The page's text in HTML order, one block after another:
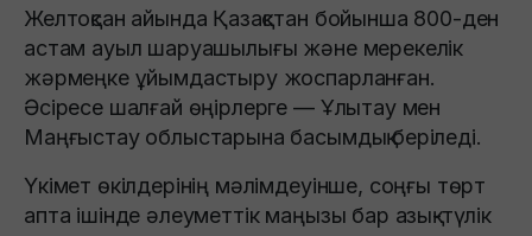
Желтоқсан айында Қазақстан бойынша 800-ден
астам ауыл шаруашылығы және мерекелік
жәрмеңке ұйымдастыру жоспарланған.
Әсіресе шалғай өңірлерге — Ұлытау мен
Маңғыстау облыстарына басымдық беріледі.
Үкімет өкілдерінің мәлімдеуінше, соңғы төрт
апта ішінде әлеуметтік маңызы бар азық-түлік